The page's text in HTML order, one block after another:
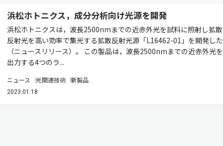
浜松ホトニクス，成分分析向け光源を開発
浜松ホトニクスは，波長2500nmまでの近赤外光を試料に照射し拡散
反射光を高い効率で集光する拡散反射光源「L16462-01」を開発した
（ニュースリリース）。 この製品は，波長2500nmまでの近赤外光を
出力する4つのラ...
ニュース 光関連技術 新製品
2023.01.18